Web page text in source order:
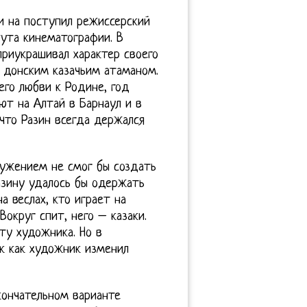
поступил режиссерский
кинематографии. В
характер своего
казачьим атаманом.
любви к Родине, год
на Алтай в Барнаул и в
Разин всегда держался
не смог бы создать
удалось бы одержать
веслах, кто играет на
спит, него – казаки.
художника. Но в
как художник изменил
варианте